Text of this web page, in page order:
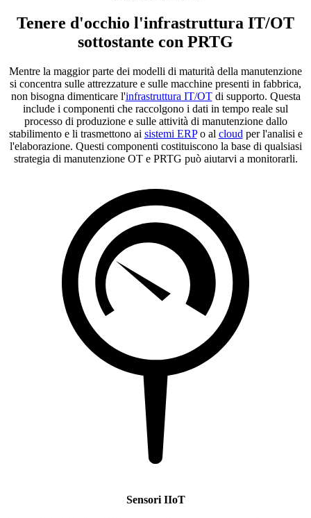
Tenere d'occhio l'infrastruttura IT/OT
sottostante con PRTG
Mentre la maggior parte dei modelli di maturità della manutenzione
si concentra sulle attrezzature e sulle macchine presenti in fabbrica,
non bisogna dimenticare l'infrastruttura IT/OTdi supporto. Questa
include i componenti che raccolgono i dati in tempo reale sul
processo di produzione e sulle attività di manutenzione dallo
stabilimento e li trasmettono ai sistemi ERPo al cloud per l'analisi e
l'elaborazione. Questi componenti costituiscono la base di qualsiasi
strategia di manutenzione OT e PRTG può aiutarvi a monitorarli.
Sensori IIoT